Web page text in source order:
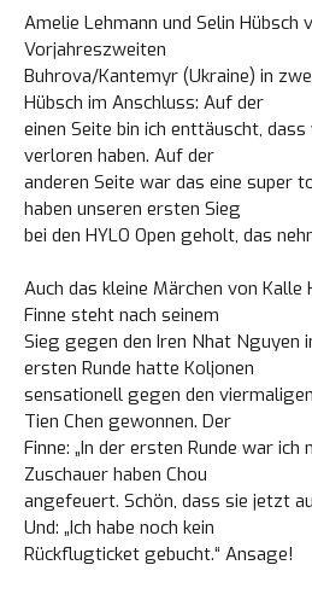
Loading.
Amelie Lehmann und Selin Hübsch
Vorjahreszweiten
Buhrova/Kantemyr (Ukraine) in zwei
Hübsch im Anschluss: Auf der
einen Seite bin ich enttäuscht,
verloren haben. Auf der
anderen Seite war das eine super
haben unseren ersten Sieg
bei den HYLO Open geholt, das
Auch das kleine Märchen von
Finne steht nach seinem
Sieg gegen den Iren Nhat Nguyen
ersten Runde hatte Koljonen
sensationell gegen den
Tien Chen gewonnen. Der
Finne: „In der ersten Runde war ich
Zuschauer haben Chou
angefeuert. Schön, dass sie jetzt
Und: „Ich habe noch kein
Rückflugticket gebucht.“ Ansage!